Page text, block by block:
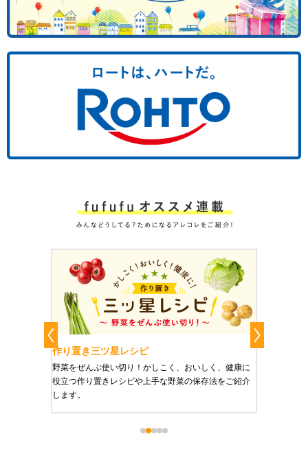
作り置き三ツ星レシピ
野菜をぜんぶ使い切り！かしこく、おいしく、健康に
役立つ作り置きレシピや上手な野菜の保存法をご紹介
します。